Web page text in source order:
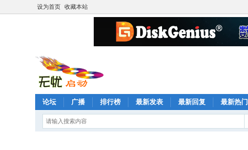
设为首页 收藏本站
论坛 广播 排行榜 最新发表 最新回复 最新热门